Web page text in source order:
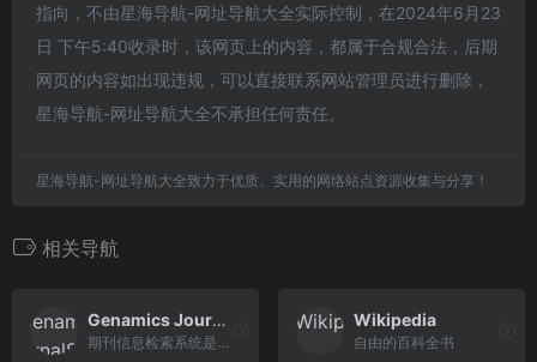
指向，不由星海导航-网址导航大全实际控制，在2024年6月23
日 下午5:40收录时，该网页上的内容，都属于合规合法，后期
网页的内容如出现违规，可以直接联系网站管理员进行删除，
星海导航-网址导航大全不承担任何责任。
星海导航-网址导航大全致力于优质、实用的网络站点资源收集与分享！
相关导航
Genamics JournalSeek
期刊信息检索系统是互联网上最大的完全分类的免费期刊信息数据库
Wikipedia
自由的百科全书